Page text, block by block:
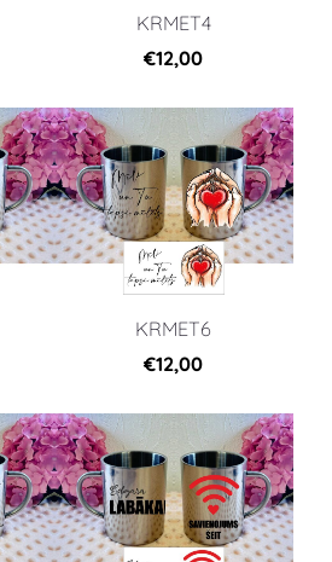
KRMET4
€12,00
KRMET6
€12,00